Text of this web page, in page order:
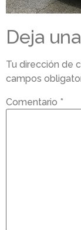
Deja
Tu dirección de
campos
Comentario *